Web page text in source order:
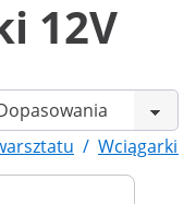
12V
/ Wciągarki i